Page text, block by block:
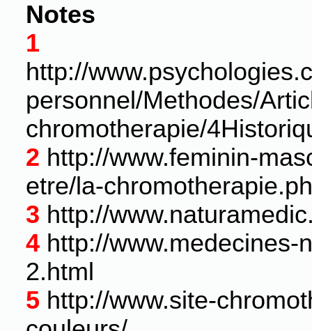
Notes
1
http://
personnel/Methodes/
chromotherapie/
2 http://www.feminin-
etre/la-
3 http://
4 http://
2.html
5 http://www.site-